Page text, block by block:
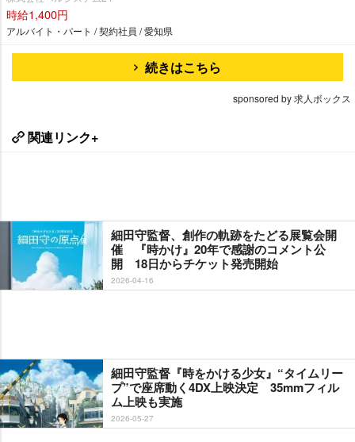
時給1,400円
アルバイト・パート / 契約社員 / 愛知県
続きはこちら
sponsored by 求人ボックス
関連リンク+
細田守監督、創作の軌跡をたどる展覧会開
催 『時かけ』20年で感謝のコメント公
開 18日からチケット発売開始
2026-04-16
細田守監督『時をかける少女』“タイムリー
プ”で座席動く4DX上映決定 35mmフィル
ム上映も実施
2026-05-27